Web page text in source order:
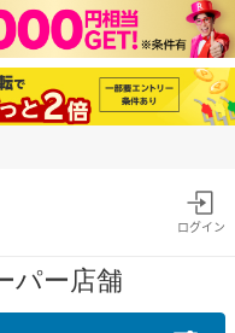
ログイン
パー店舗